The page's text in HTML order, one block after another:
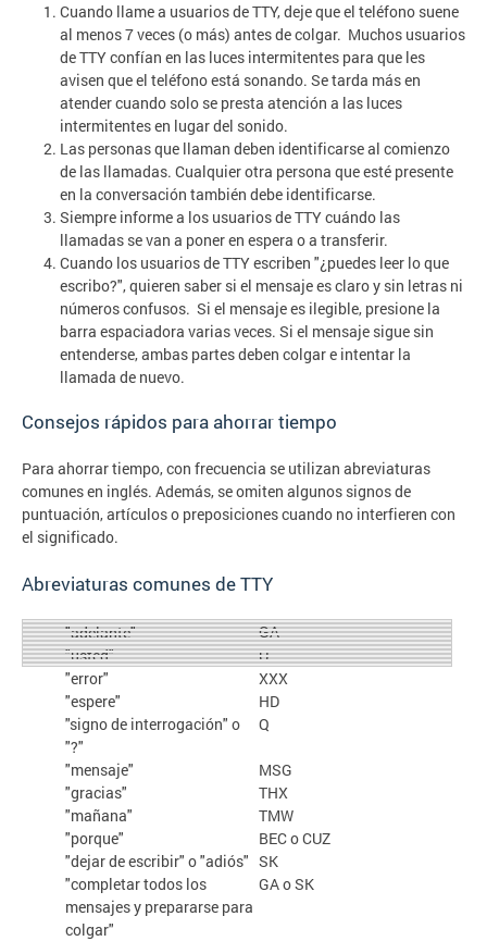
Cuando llame a usuarios de TTY, deje que el teléfono suene
al menos 7 veces (o más) antes de colgar. Muchos usuarios
de TTY confían en las luces intermitentes para que les
avisen que el teléfono está sonando. Se tarda más en
atender cuando solo se presta atención a las luces
intermitentes en lugar del sonido.
Las personas que llaman deben identificarse al comienzo
de las llamadas. Cualquier otra persona que esté presente
en la conversación también debe identificarse.
Siempre informe a los usuarios de TTY cuándo las
llamadas se van a poner en espera o a transferir.
Cuando los usuarios de TTY escriben "¿puedes leer lo que
escribo?", quieren saber si el mensaje es claro y sin letras ni
números confusos. Si el mensaje es ilegible, presione la
barra espaciadora varias veces. Si el mensaje sigue sin
entenderse, ambas partes deben colgar e intentar la
llamada de nuevo.
Consejos rápidos para ahorrar tiempo
Para ahorrar tiempo, con frecuencia se utilizan abreviaturas
comunes en inglés. Además, se omiten algunos signos de
puntuación, artículos o preposiciones cuando no interfieren con
el significado.
Abreviaturas comunes de TTY
GA
"adelante"
U
"usted"
XXX
"error"
HD
"espere"
Q
"signo de interrogación" o
"?"
MSG
"mensaje"
THX
"gracias"
TMW
"mañana"
BEC o CUZ
"porque"
SK
"dejar de escribir" o "adiós"
GA o SK
"completar todos los
mensajes y prepararse para
colgar"